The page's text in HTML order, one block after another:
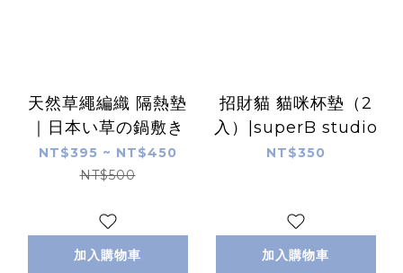
天然草繩編織 隔熱墊
｜日本い草の鍋敷き
NT$395 ~ NT$450
NT$500
加入購物車
招財貓 貓咪杯墊（2
入）|superB studio
NT$350
加入購物車